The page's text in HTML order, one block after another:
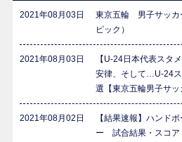
2021年08月03日
東京五輪 男子サッ
ピック）
2021年08月03日
【U-24日本代表スタ
安律、そして…U-24
選【東京五輪男子サッ
2021年08月02日
【結果速報】ハン
ー 試合結果・スコア